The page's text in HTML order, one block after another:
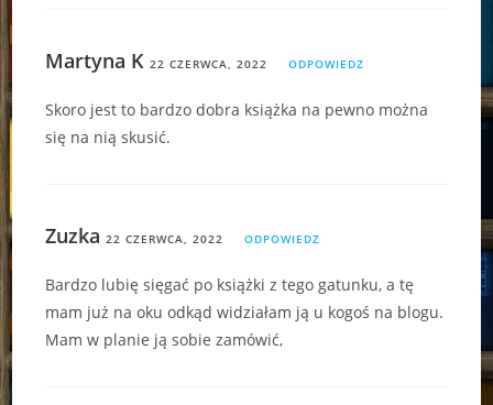
Martyna K 22 CZERWCA, 2022 ODPOWIEDZ
Skoro jest to bardzo dobra książka na pewno można
się na nią skusić.
Zuzka 22 CZERWCA, 2022 ODPOWIEDZ
Bardzo lubię sięgać po książki z tego gatunku, a tę
mam już na oku odkąd widziałam ją u kogoś na blogu.
Mam w planie ją sobie zamówić,